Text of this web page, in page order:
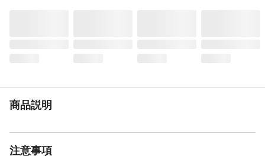
生産国
中国
強化の種類
商品説明
注意事項